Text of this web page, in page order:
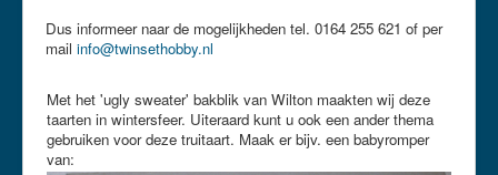
Dus informeer naar de mogelijkheden tel. 0164 255 621 of per
mail info@twinsethobby.nl
Met het 'ugly sweater' bakblik van Wilton maakten wij deze
taarten in wintersfeer. Uiteraard kunt u ook een ander thema
gebruiken voor deze truitaart. Maak er bijv. een babyromper
van: